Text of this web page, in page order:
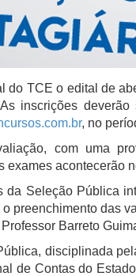
do TCE o edital de
inscrições
, no
com uma
acontecerão
Seleção Pública
preenchimento das
Barreto
disciplinada
de Contas do